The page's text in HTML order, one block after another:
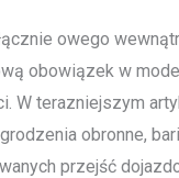
owego
obowiązek w
terazniejszym
obronne,
przejść